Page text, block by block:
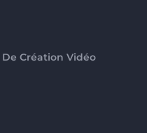
Création Vidéo